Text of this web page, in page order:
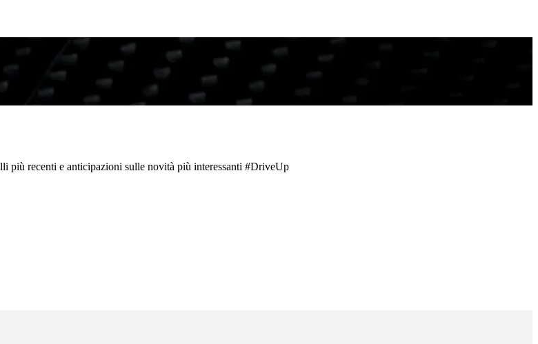
più recenti e anticipazioni sulle novità più interessanti #DriveUp